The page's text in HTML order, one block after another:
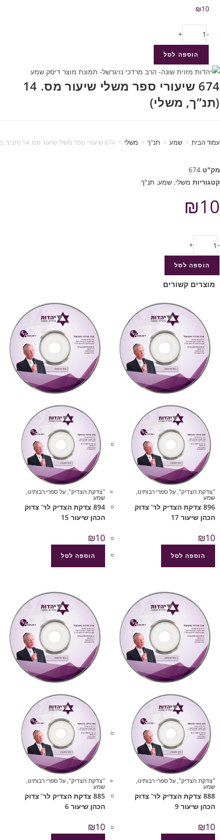
₪10
-
+
הוספה לסל
674 שיעורי ספר משלי שיעור מס. 14
(תנ”ך, משלי)
עמוד הבית > שמע > תנ"ך > משלי > 674 שיעורי ספר משלי שיעור מס. 14 (תנ”ך, משלי)
מק"ט 674
קטגוריות משלי, שמע, תנ"ך
₪10
-
+
הוספה לסל
מוצרים קשורים
"צדקת הצדיק",על ספרי רבותינו,
שמע
896 צדקת הצדיק לר’ צדוק
הכהן שיעור 17
₪10
הוספה לסל
"צדקת הצדיק",על ספרי רבותינו,
שמע
894 צדקת הצדיק לר’ צדוק
הכהן שיעור 15
₪10
הוספה לסל
"צדקת הצדיק",על ספרי רבותינו,
שמע
888 צדקת הצדיק לר’ צדוק
הכהן שיעור 9
₪10
"צדקת הצדיק",על ספרי רבותינו,
שמע
885 צדקת הצדיק לר’ צדוק
הכהן שיעור 6
₪10